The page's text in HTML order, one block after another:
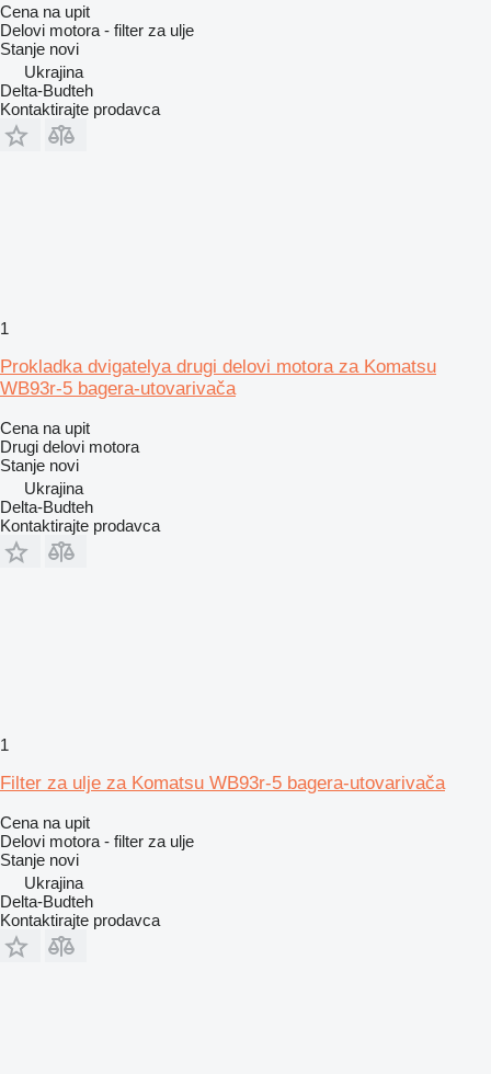
Cena na upit
Delovi motora - filter za ulje
Stanje novi
Ukrajina
Delta-Budteh
Kontaktirajte prodavca
1
Prokladka dvigatelya drugi delovi motora za Komatsu
WB93r-5 bagera-utovarivača
Cena na upit
Drugi delovi motora
Stanje novi
Ukrajina
Delta-Budteh
Kontaktirajte prodavca
1
Filter za ulje za Komatsu WB93r-5 bagera-utovarivača
Cena na upit
Delovi motora - filter za ulje
Stanje novi
Ukrajina
Delta-Budteh
Kontaktirajte prodavca